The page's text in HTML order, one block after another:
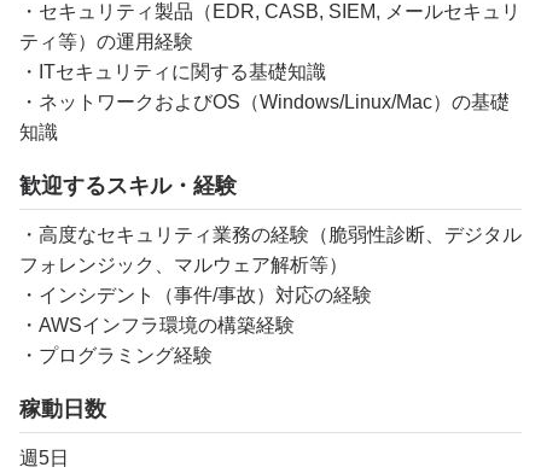
・セキュリティ製品（EDR, CASB, SIEM, メールセキュリ
ティ等）の運用経験
・ITセキュリティに関する基礎知識
・ネットワークおよびOS（Windows/Linux/Mac）の基礎
知識
歓迎するスキル・経験
・高度なセキュリティ業務の経験（脆弱性診断、デジタル
フォレンジック、マルウェア解析等）
・インシデント（事件/事故）対応の経験
・AWSインフラ環境の構築経験
・プログラミング経験
稼動日数
週5日